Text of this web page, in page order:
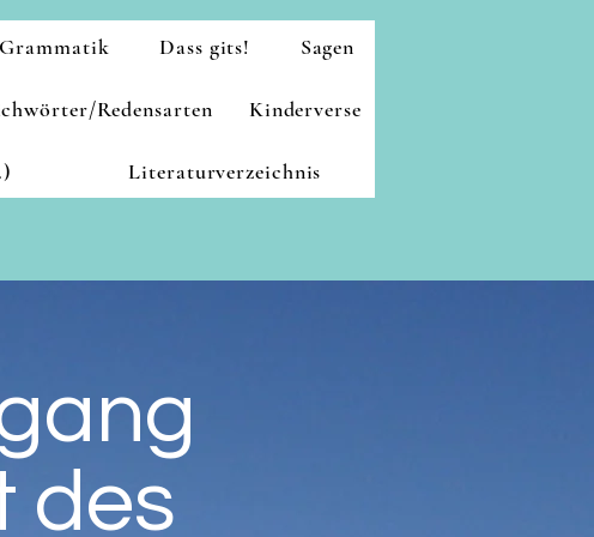
Grammatik Dass gits! Sagen
Redensarten Kinderverse
Literaturverzeichnis
des